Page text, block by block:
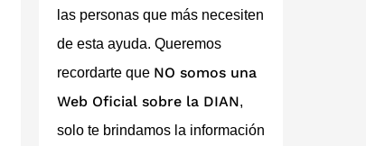
las personas que más necesiten
de esta ayuda. Queremos
recordarte que NO somos una
Web Oficial sobre la DIAN,
solo te brindamos la información